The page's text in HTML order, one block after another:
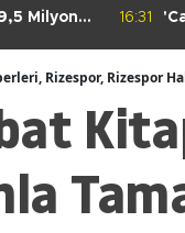
Milyon
16:31
Rizespor, Rizespor